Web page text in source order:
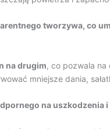
tworzywa, co
na drugim, co pozwala
mniejsze dania,
na